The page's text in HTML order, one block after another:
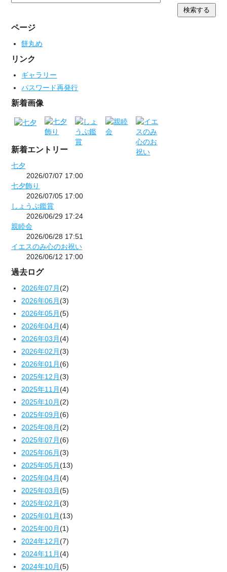
ページ
餅丸め
リンク
ギャラリー
パスワード再発行
新着画像
新着エントリー
七夕
2026/07/07 17:00
七夕飾り
2026/07/05 17:00
しょうぶ鑑賞
2026/06/29 17:24
親睦会
2026/06/28 17:51
イエスのみ心のお祝い
2026/06/12 17:00
過去ログ
2026年07月(2)
2026年06月(3)
2026年05月(5)
2026年04月(4)
2026年03月(4)
2026年02月(3)
2026年01月(6)
2025年12月(3)
2025年11月(4)
2025年10月(2)
2025年09月(6)
2025年08月(2)
2025年07月(6)
2025年06月(3)
2025年05月(13)
2025年04月(4)
2025年03月(5)
2025年02月(3)
2025年01月(13)
2025年00月(1)
2024年12月(7)
2024年11月(4)
2024年10月(5)